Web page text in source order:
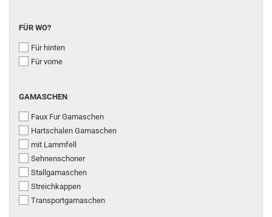
FÜR
FÜR WO?
Für hinten
Für vorne
GAMASCHEN
GAMASCHEN
Faux Fur Gamaschen
Hartschalen Gamaschen
mit Lammfell
Sehnenschoner
Stallgamaschen
Streichkappen
Transportgamaschen